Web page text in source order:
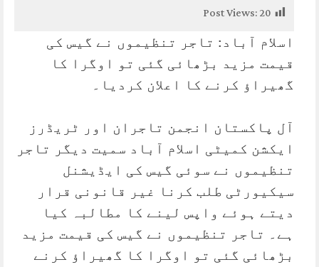
Post Views:20
اسلام آباد: تاجر تنظیموں نے گیس کی
قیمت مزید بڑھائی گئی تو اوگرا کا
گھیراؤ کرنے کا اعلان کردیا۔
آل پاکستان انجمن تاجران اور ٹریڈرز
ایکشن کمیٹی اسلام آباد سمیت دیگر تاجر
تنظیموں نے سوئی گیس کی ایڈیشنل
سیکیورٹی طلب کرنا غیر قانونی قرار
دیتے ہوئے واپس لینے کا مطالبہ کیا
ہے۔ تاجر تنظیموں نے گیس کی قیمت مزید
بڑھائی گئی تو اوگرا کا گھیراؤ کرنے